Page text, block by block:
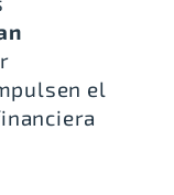
el